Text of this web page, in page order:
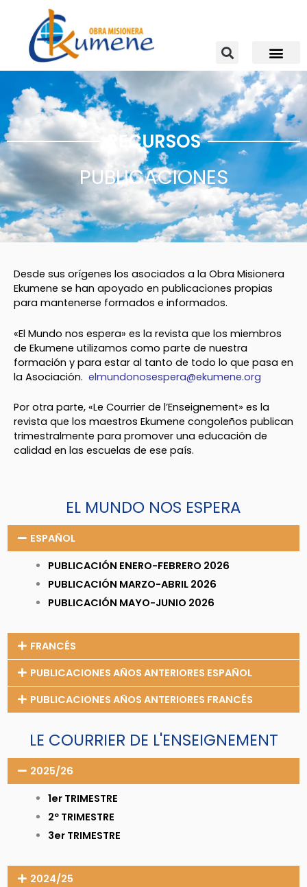
contenido
RECURSOS
PUBLICACIONES
Desde sus orígenes los asociados a la Obra Misionera
Ekumene se han apoyado en publicaciones propias
para mantenerse formados e informados.
«El Mundo nos espera» es la revista que los miembros
de Ekumene utilizamos como parte de nuestra
formación y para estar al tanto de todo lo que pasa en
la Asociación. elmundonosespera@ekumene.org
Por otra parte, «Le Courrier de l’Enseignement» es la
revista que los maestros Ekumene congoleños publican
trimestralmente para promover una educación de
calidad en las escuelas de ese país.
EL MUNDO NOS ESPERA
ESPAÑOL
PUBLICACIÓN ENERO-FEBRERO 2026
PUBLICACIÓN MARZO-ABRIL 2026
PUBLICACIÓN MAYO-JUNIO 2026
FRANCÉS
PUBLICACIONES AÑOS ANTERIORES ESPAÑOL
PUBLICACIONES AÑOS ANTERIORES FRANCÉS
LE COURRIER DE L'ENSEIGNEMENT
2025/26
1er TRIMESTRE
2º TRIMESTRE
3er TRIMESTRE
2024/25